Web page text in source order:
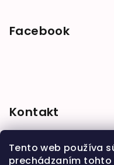
Tento web používa
prechádzaním tohto
Facebook
Kontakt
shop @babymarket.sk
+421 914 334 455